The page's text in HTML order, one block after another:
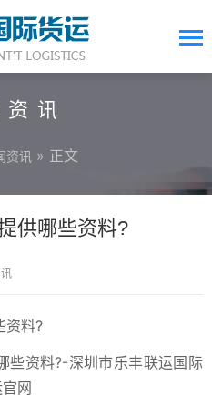
讯
资讯 » 正文
供哪些资料?
资料?